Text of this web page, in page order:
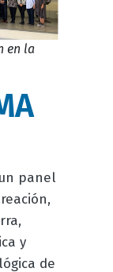
en la
panel
y
de